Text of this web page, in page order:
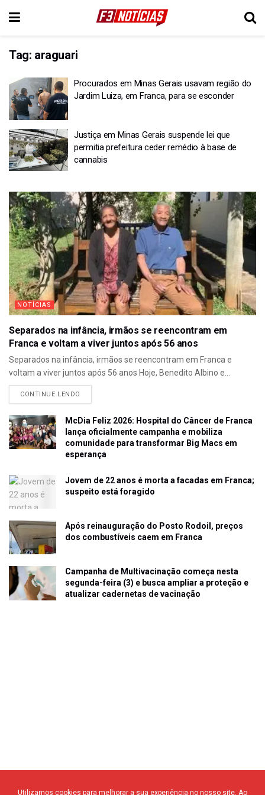
Tag: araguari
Procurados em Minas Gerais usavam região do
Jardim Luiza, em Franca, para se esconder
Justiça em Minas Gerais suspende lei que
permitia prefeitura ceder remédio à base de
cannabis
NOTÍCIAS
Separados na infância, irmãos se reencontram em
Franca e voltam a viver juntos após 56 anos
Separados na infância, irmãos se reencontram em Franca e
voltam a viver juntos após 56 anos Hoje, Benedito Albino e...
CONTINUE LENDO
McDia Feliz 2026: Hospital do Câncer de Franca
lança oficialmente campanha e mobiliza
comunidade para transformar Big Macs em
esperança
Jovem de 22 anos é morta a facadas em Franca;
suspeito está foragido
Após reinauguração do Posto Rodoil, preços
dos combustíveis caem em Franca
Campanha de Multivacinação começa nesta
segunda-feira (3) e busca ampliar a proteção e
atualizar cadernetas de vacinação